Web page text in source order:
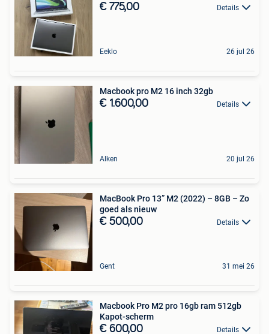
€ 775,00 Details
Eeklo 26 jul 26
Macbook pro M2 16 inch 32gb
€ 1.600,00 Details
Alken 20 jul 26
MacBook Pro 13” M2 (2022) – 8GB – Zo
goed als nieuw
€ 500,00 Details
Gent 31 mei 26
Macbook Pro M2 pro 16gb ram 512gb
Kapot-scherm
€ 600,00 Details